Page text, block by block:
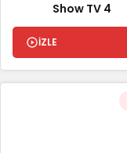
Show TV 4
İZLE